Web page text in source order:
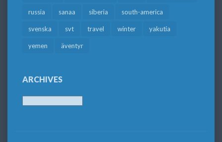
russia sanaa siberia south-america
svenska svt travel winter yakutia
yemen äventyr
ARCHIVES